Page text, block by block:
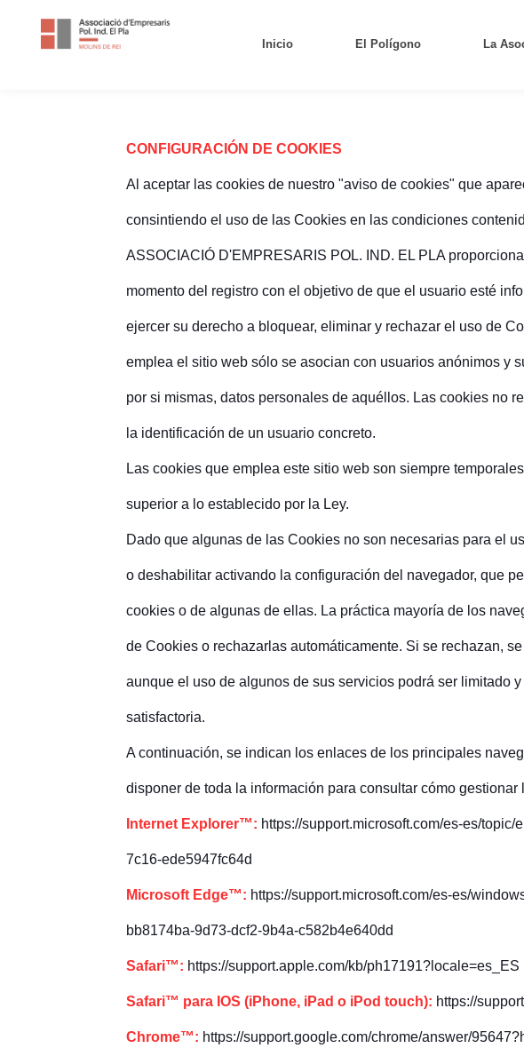
Inicio El Polígono La
CONFIGURACIÓN DE COOKIES
Al aceptar las cookies de nuestro "aviso de cookies" que
consintiendo el uso de las Cookies en las condiciones
ASSOCIACIÓ D'EMPRESARIS POL. IND. EL PLA
momento del registro con el objetivo de que el usuario esté
ejercer su derecho a bloquear, eliminar y rechazar el uso de
emplea el sitio web sólo se asocian con usuarios anónimos y
por si mismas, datos personales de aquéllos. Las cookies no
la identificación de un usuario concreto.
Las cookies que emplea este sitio web son siempre
superior a lo establecido por la Ley.
Dado que algunas de las Cookies no son necesarias para el
o deshabilitar activando la configuración del navegador, que
cookies o de algunas de ellas. La práctica mayoría de los
de Cookies o rechazarlas automáticamente. Si se rechazan,
aunque el uso de algunos de sus servicios podrá ser limitado
satisfactoria.
A continuación, se indican los enlaces de los principales
disponer de toda la información para consultar cómo
Internet Explorer™: https://support.microsoft.com/es-es/
7c16-ede5947fc64d
Microsoft Edge™: https://support.microsoft.com/es-es/
bb8174ba-9d73-dcf2-9b4a-c582b4e640dd
Safari™: https://support.apple.com/kb/ph17191?locale=es_ES
Safari™ para IOS (iPhone, iPad o iPod touch): https://
Chrome™: https://support.google.com/chrome/answer/